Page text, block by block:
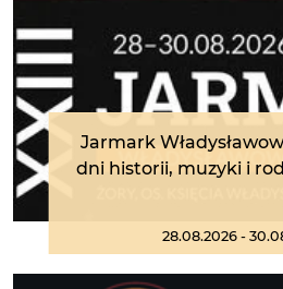
Jarmark
dni historii, muzyki i
28.08.2026 -